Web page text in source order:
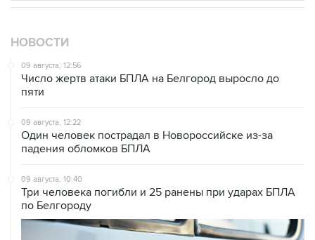
НОВОСТИ
09 августа, 12:56
Число жертв атаки БПЛА на Белгород выросло до
пяти
09 августа, 12:22
Один человек пострадал в Новороссийске из-за
падения обломков БПЛА
09 августа, 10:40
Три человека погибли и 25 ранены при ударах БПЛА
по Белгороду